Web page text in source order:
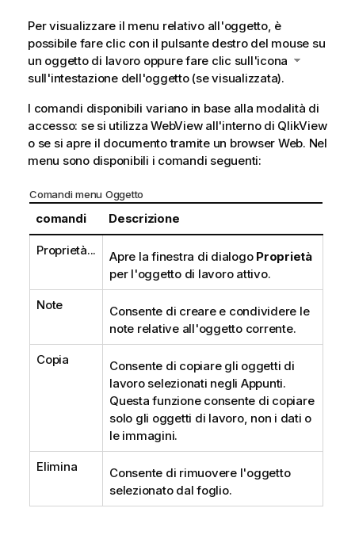
Per visualizzare il menu relativo all'oggetto, è
possibile fare clic con il pulsante destro del mouse su
un oggetto di lavoro oppure fare clic sull'icona
sull'intestazione dell'oggetto (se visualizzata).
I comandi disponibili variano in base alla modalità di
accesso: se si utilizza WebView all'interno di QlikView
o se si apre il documento tramite un browser Web. Nel
menu sono disponibili i comandi seguenti:
Comandi menu Oggetto
comandi Descrizione
Proprietà... Apre la finestra di dialogo Proprietà
per l'oggetto di lavoro attivo.
Note
Consente di creare e condividere le
note relative all'oggetto corrente.
Copia
Consente di copiare gli oggetti di
lavoro selezionati negli Appunti.
Questa funzione consente di copiare
solo gli oggetti di lavoro, non i dati o
le immagini.
Elimina
Consente di rimuovere l'oggetto
selezionato dal foglio.